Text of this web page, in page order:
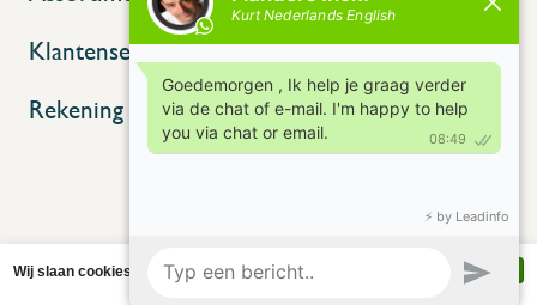
Klantenservice
Rekening
Wij slaan cookies op om onze website te verbeteren. Is dat akkoord?